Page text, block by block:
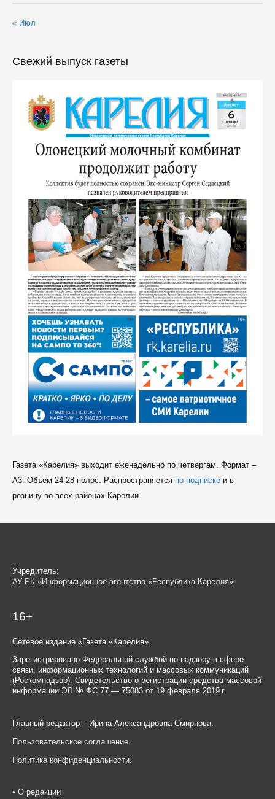
« Июл
Свежий выпуск газеты
Газета «Карелия» выходит еженедельно по четвергам. Формат –
A3. Объем 24-28 полос. Распространяется по подпискеи в
розницу во всех районах Карелии.
Учредитель:
АУ РК «Информационное агентство «Республика Карелия»
16+
Сетевое издание «Газета «Карелия»
Зарегистрировано Федеральной службой по надзору в сфере
связи, информационных технологий и массовых коммуникаций
(Роскомнадзор). Свидетельство о регистрации средства массовой
информации ЭЛ № ФС 77 — 75083 от 19 февраля 2019 г.
Главный редактор – Ирина Александровна Смирнова.
Пользовательское соглашение
Политика конфиденциальности
• О редакции